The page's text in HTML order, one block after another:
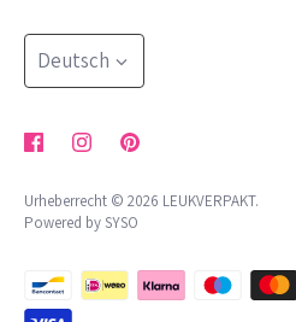
blog
Beschwerdeverfahren
Geschäftsbedingungen
Datenschutzrichtlinie
Sprache
Deutsch
Urheberrecht © 2026 LEUKVERPAKT.
Powered by SYSO